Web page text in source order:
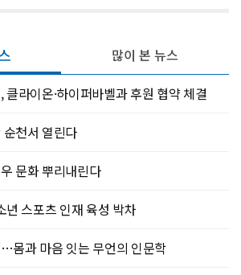
클라이온·하이퍼바벨과 후원 협약 체결
천서 열린다
문화 뿌리내린다
년 스포츠 인재 육성 박차
몸과 마음 잇는 무언의 인문학
많이 본 뉴스